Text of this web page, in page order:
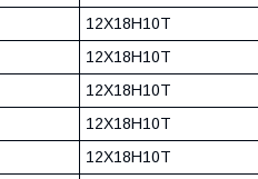
12Х18Н10Т
12Х18Н10Т
12Х18Н10Т
12Х18Н10Т
12Х18Н10Т